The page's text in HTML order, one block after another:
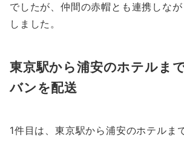
でしたが、仲間の赤帽とも連携しな
しました。
東京駅から浦安のホテルま
バンを配送
1件目は、東京駅から浦安のホテルま